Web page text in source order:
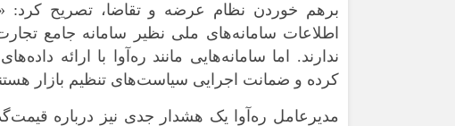
برهم خوردن نظام عرضه و تقاضا، تصریح کرد:
اطلاعات سامانه‌های ملی نظیر سامانه جامع
ندارند. اما سامانه‌هایی مانند ره‌آوا با ارائه
کرده و ضمانت اجرایی سیاست‌های تنظیم بازار
مدیرعامل ره‌آوا یک هشدار جدی نیز درباره